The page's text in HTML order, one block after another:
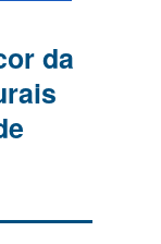
da